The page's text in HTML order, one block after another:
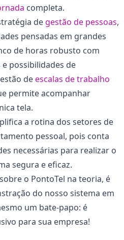
completa.
de gestão de pessoas,
pensadas em grandes
de horas robusto com
possibilidades de
deescalas de trabalho
permite acompanhar
tela.
a rotina dos setores de
pessoal, pois conta
necessárias para realizar o
segura e eficaz.
o PontoTel na teoria, é
do nosso sistema em
um bate-papo: é
para sua empresa!